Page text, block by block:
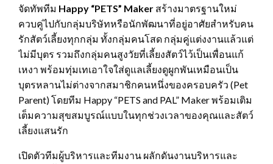
จัดทัพทีม Happy “PETS” Maker สร้างมาตรฐานใหม่
ควบคู่ไปกับกลุ่มบริษัทหรือนักพัฒนาที่อยู่อาศัยสำหรับคน
รักสัตว์เลี้ยงทุกกลุ่ม ทั้งกลุ่มคนโสด กลุ่มคู่แต่งงานแล้วแต่
ไม่มีบุตร รวมถึงกลุ่มคนสูงวัยที่เลี้ยงสัตว์ไว้เป็นเพื่อนแก้
เหงา พร้อมทุ่มเทเอาใจใส่ดูแลเลี้ยงดูผูกพันเหมือนเป็น
บุตรหลานไม่ต่างจากสมาชิกคนหนึ่งของครอบครัว (Pet
Parent) โดยทีม Happy “PETS and PAL” Maker พร้อมเติม
เต็มความสุขสมบูรณ์แบบในทุกช่วงเวลาของคุณและสัตว์
เลี้ยงแสนรัก
เปิดตัวทีมผู้บริหารและทีมงาน ผลักดันงานบริหารและ